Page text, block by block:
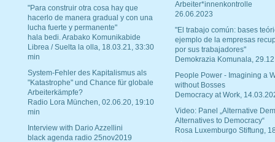
"Para construir otra cosa hay que
hacerlo de manera gradual y con una
lucha fuerte y permanente"
hala bedi. Arabako Komunikabide
Librea / Suelta la olla, 18.03.21, 33:30
min
System-Fehler des Kapitalismus als
"Katastrophe" und Chance für globale
Arbeiterkämpfe?
Radio Lora München, 02.06.20, 19:10
min
Interview with Dario Azzellini
black agenda radio 25nov2019
Arbeiter*innenkontrolle
26.06.2023
"El trabajo común: bases
ejemplo de la empresas
por sus trabajadores"
Demokrazia Komunala,
People Power - Imagining a
without Bosses
Democracy at Work,
Video: Panel „Alternative
Alternatives to Democracy“
Rosa Luxemburgo Stiftung,